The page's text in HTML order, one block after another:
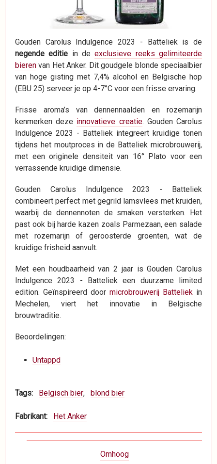
Gouden Carolus Indulgence 2023 - Batteliek is de
negende editie in deexclusieve reeks gelimiteerde
bieren van Het Anker. Dit goudgele blonde speciaalbier
van hoge gisting met 7,4% alcohol en Belgische hop
(EBU 25) serveer je op 4-7°C voor een frisse ervaring.
Frisse aroma’s van dennennaalden en rozemarijn
kenmerken deze innovatieve creatie. Gouden Carolus
Indulgence 2023 - Batteliek integreert kruidige tonen
tijdens het moutproces in de Batteliek microbrouwerij,
met een originele densiteit van 16° Plato voor een
verrassende kruidige dimensie.
Gouden Carolus Indulgence 2023 - Batteliek
combineert perfect met gegrild lamsvlees met kruiden,
waarbij de dennennoten de smaken versterken. Het
past ook bij harde kazen zoals Parmezaan, een salade
met rozemarijn of geroosterde groenten, wat de
kruidige frisheid aanvult.
Met een houdbaarheid van 2 jaar is Gouden Carolus
Indulgence 2023 - Batteliek een duurzame limited
edition. Geïnspireerd door microbrouwerij Batteliek in
Mechelen, viert het innovatie in Belgische
brouwtraditie.
Beoordelingen:
Untappd
Tags Belgisch bier blond bier
Fabrikant Het Anker
Omhoog